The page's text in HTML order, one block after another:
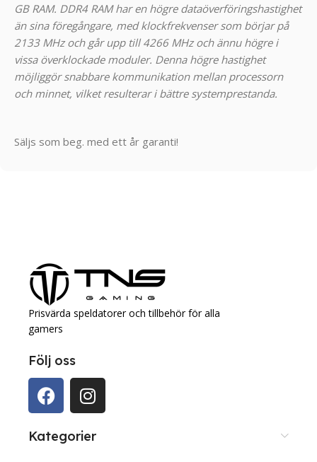
GB RAM. DDR4 RAM har en högre dataöverföringshastighet
än sina föregångare, med klockfrekvenser som börjar på
2133 MHz och går upp till 4266 MHz och ännu högre i
vissa överklockade moduler. Denna högre hastighet
möjliggör snabbare kommunikation mellan processorn
och minnet, vilket resulterar i bättre systemprestanda.
Säljs som beg. med ett år garanti!
Prisvärda speldatorer och tillbehör för alla
gamers
Följ oss
Kategorier